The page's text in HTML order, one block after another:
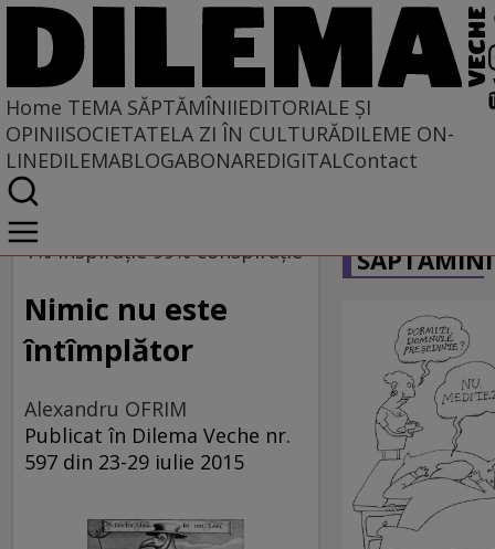
Home TEMA SĂPTĂMÎNIIEDITORIALE ȘI
OPINIISOCIETATELA ZI ÎN CULTURĂDILEME ON-
LINEDILEMABLOGABONAREDIGITALContact
Home
Tema săptămînii
1% inspiraţie 99% conspiraţie
Nimic nu este
întîmplător
Alexandru OFRIM
Publicat în Dilema Veche nr.
597 din 23-29 iulie 2015